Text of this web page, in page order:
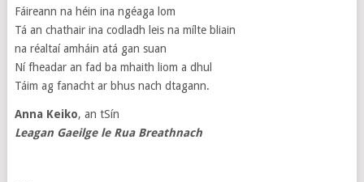
Fáireann na héin ina ngéaga lom
Tá an chathair ina codladh leis na mílte bliain
na réaltaí amháin atá gan suan
Ní fheadar an fad ba mhaith liom a dhul
Táim ag fanacht ar bhus nach dtagann.
Anna Keiko, an tSín
Leagan Gaeilge le Rua Breathnach